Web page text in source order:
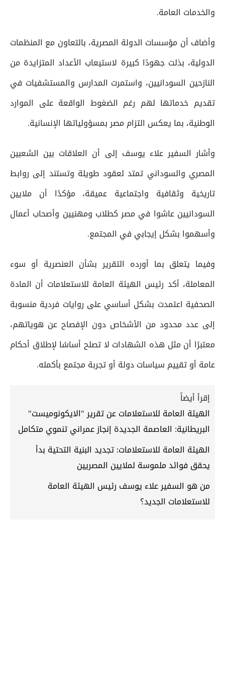
والخدمات العامة.
وأضاف أن مؤسسات الدولة المصرية، بالتعاون مع المنظمات
الدولية، بذلت جهودًا كبيرة لاستيعاب الأعداد المتزايدة من
النازحين السودانيين، واستمرت المدارس والمستشفيات في
تقديم خدماتها لهم رغم الضغوط الواقعة على الموارد
الوطنية، بما يعكس التزام مصر بمسؤولياتها الإنسانية.
وأشار السفير علاء يوسف إلى أن العلاقات بين الشعبين
المصري والسوداني تمتد لعقود طويلة وتستند إلى روابط
تاريخية وثقافية واجتماعية عميقة، مؤكدًا أن ملايين
السودانيين عاشوا في مصر كطلاب ومهنيين وأصحاب أعمال
وأسهموا بشكل إيجابي في المجتمع.
وفيما يتعلق بما أورده التقرير بشأن العنصرية أو سوء
المعاملة، أكد رئيس الهيئة العامة للاستعلامات أن المادة
الصحفية اعتمدت بشكل أساسي على روايات فردية منسوبة
إلى عدد محدود من الأشخاص دون الإفصاح عن هوياتهم،
معتبرًا أن مثل هذه الشهادات لا تصلح أساسًا لإطلاق أحكام
عامة أو تقييم سياسات دولة أو تجربة مجتمع بأكمله.
إقرأ أيضاً
الهيئة العامة للاستعلامات عن تقرير "الايكونوميست"
البريطانية: العاصمة الجديدة إنجاز عمراني تنموي متكامل
الهيئة العامة للاستعلامات: تجديد البنية التحتية بدأ
يحقق فوائد ملموسة لملايين المصريين
من هو السفير علاء يوسف رئيس الهيئة العامة
للاستعلامات الجديد؟